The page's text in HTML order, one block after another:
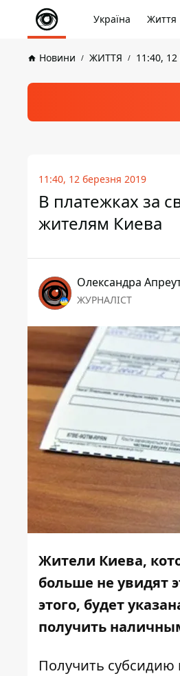
Україна Життя
Новини ЖИТТЯ 11:40,
11:40, 12 березня 2019
В платежках за
жителям Киева
Олександра
ЖУРНАЛІСТ
Жители Киева,
больше не увидят
этого, будет
получить
Получить